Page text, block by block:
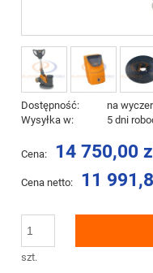
Dostępność:
na
Wysyłka w:
5 dni
Cena: 14 750,00
Cena netto: 11
szt.